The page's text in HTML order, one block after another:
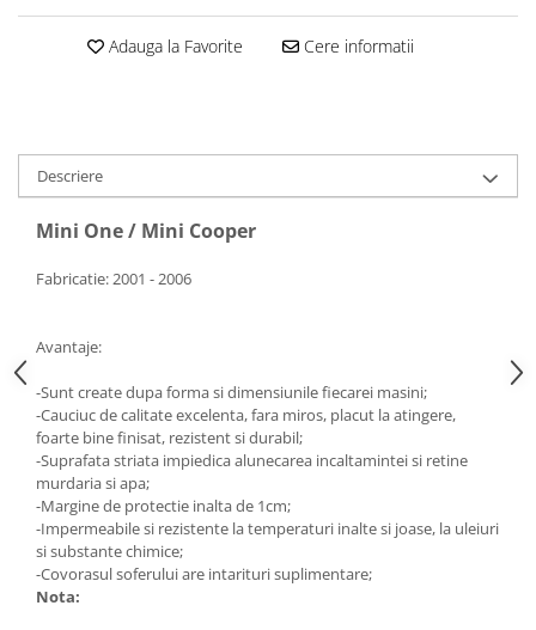
Difuzoare-Sisteme / Componente
Insonorizant Auto
Subwoofer
Electrice, Electronice Auto
Accesorii alarme auto
Senzori parcare auto
Echipamente atelier
Consumabile Service
Instrumente Atelier
Set clipsuri auto de plastic
Piese si accesorii
Amortizoare hayon
Accesorii auto
Adauga la Favorite Cere informatii
Descriere
Mini One / Mini Cooper
Fabricatie: 2001 - 2006
Avantaje:
-Sunt create dupa forma si dimensiunile fiecarei masini;
-Cauciuc de calitate excelenta, fara miros, placut la atingere,
foarte bine finisat, rezistent si durabil;
-Suprafata striata impiedica alunecarea incaltamintei si retine
murdaria si apa;
-Margine de protectie inalta de 1cm;
-Impermeabile si rezistente la temperaturi inalte si joase, la uleiuri
si substante chimice;
-Covorasul soferului are intarituri suplimentare;
Nota: